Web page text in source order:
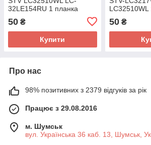
32LE154RU 1 планка
50 ₴
Купити
LC32510WL
50₴
Про нас
98% позитивних з 2379 відгуків за рік
Працює з 29.08.2016
м. Шумськ
вул. Українська 36 каб. 13, Шумськ,